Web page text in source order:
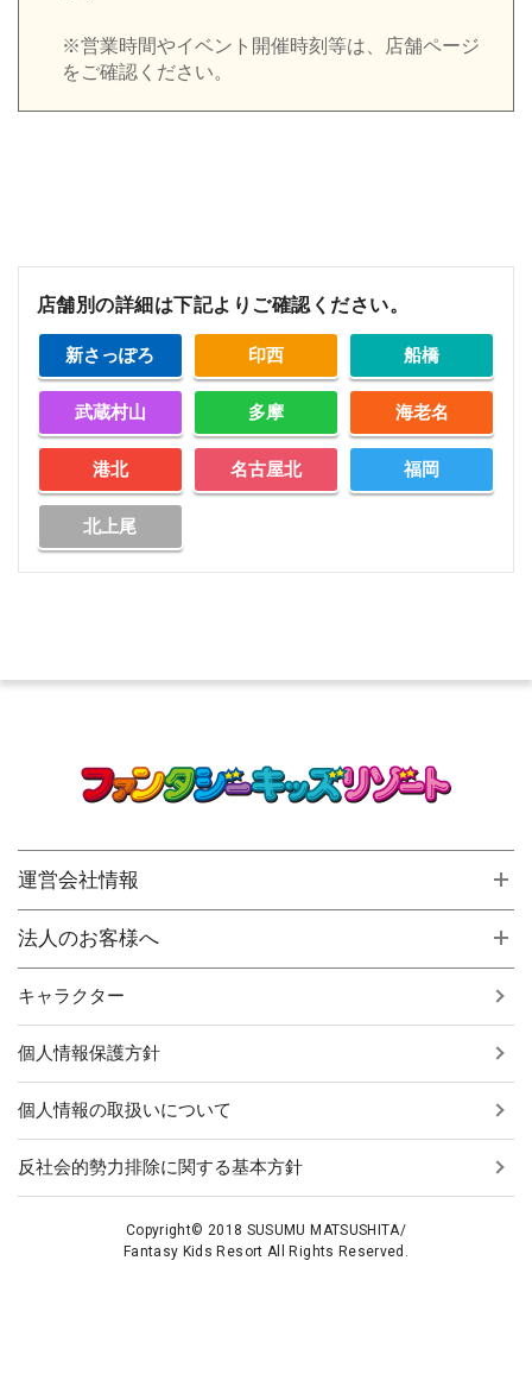
※営業時間やイベント開催時刻等は、店舗ページ
をご確認ください。
店舗別の詳細は下記よりご確認ください。
新さっぽろ 印西 船橋
武蔵村山 多摩 海老名
港北 名古屋北 福岡
北上尾
運営会社情報
法人のお客様へ
キャラクター
個人情報保護方針
個人情報の取扱いについて
反社会的勢力排除に関する基本方針
Copyright© 2018 SUSUMU MATSUSHITA/
Fantasy Kids Resort All Rights Reserved.